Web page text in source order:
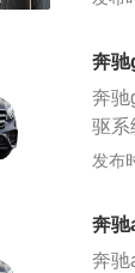
毫米
0牛
矩
50
扭矩
到
用了
奔驰
奔驰
驱系
使用
了开
中
发布
奔驰
奔驰